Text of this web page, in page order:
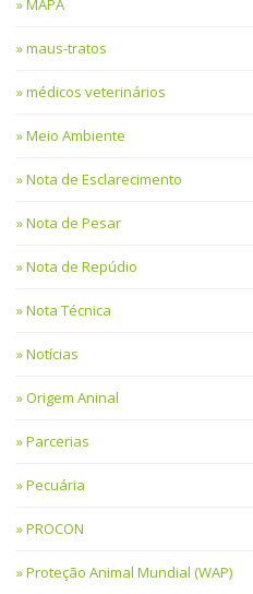
MAPA
maus-tratos
médicos veterinários
Meio Ambiente
Nota de Esclarecimento
Nota de Pesar
Nota de Repúdio
Nota Técnica
Notícias
Origem Aninal
Parcerias
Pecuária
PROCON
Proteção Animal Mundial (WAP)